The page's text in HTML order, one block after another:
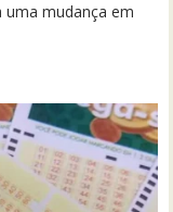
mudança em